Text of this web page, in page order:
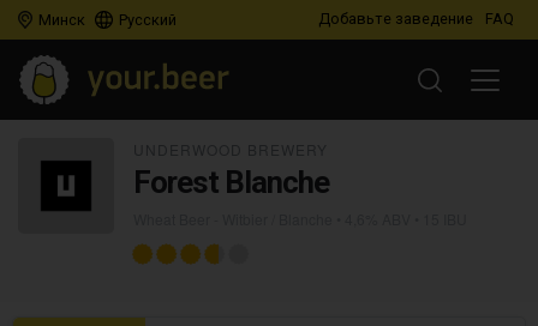
Минск Русский Добавьте заведение FAQ
Forest Blanche